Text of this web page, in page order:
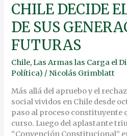
CHILE DECIDE
DE SUS
FUTURAS
Chile,Las Armas las Carga el
Política) /Nicolás Grimblatt
Más allá del apruebo y el
social vividos en Chile desde
paso al proceso constituyente
curso. Luego del aplastante
“Convención Constitucional”
CHILE
DECIDE
EL
DESTINO
DE
SUS
GENERACIONES